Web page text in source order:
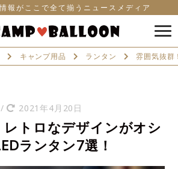
報がここで全て揃うニュースメディア
キャンプ用品 ランタン 雰囲気抜群
/ 2021年4月20日
レトロなデザインがオシ
ランタン7選！